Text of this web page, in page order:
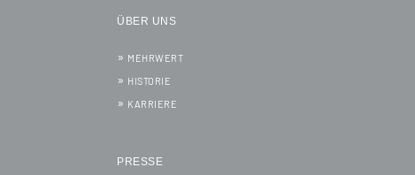
ÜBER UNS
MEHRWERT
HISTORIE
KARRIERE
PRESSE